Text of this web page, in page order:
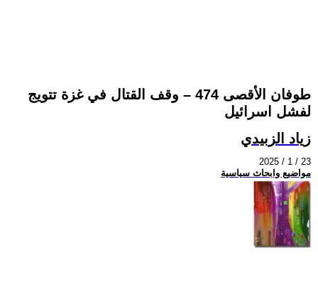
طوفان الأقصى 474 – وقف القتال في غزة تتويج
لفشل اسرائيل
زياد الزبيدي
2025 / 1 / 23
مواضيع وابحاث سياسية